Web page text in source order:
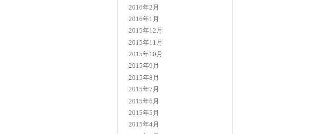
2016年2月
2016年1月
2015年12月
2015年11月
2015年10月
2015年9月
2015年8月
2015年7月
2015年6月
2015年5月
2015年4月